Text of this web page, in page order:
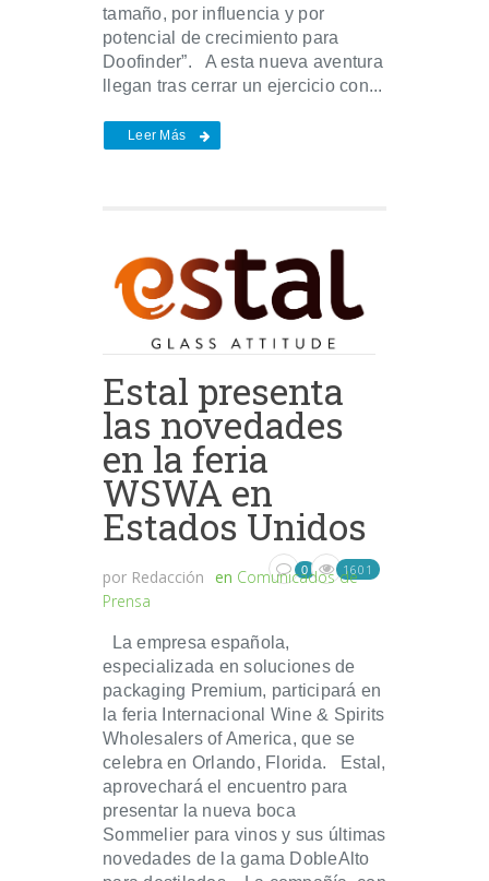
tamaño, por influencia y por
potencial de crecimiento para
Doofinder”. A esta nueva aventura
llegan tras cerrar un ejercicio con...
Leer Más
Estal presenta
las novedades
en la feria
WSWA en
Estados Unidos
por Redacción en Comunicados de
Prensa
0 1601
La empresa española,
especializada en soluciones de
packaging Premium, participará en
la feria Internacional Wine & Spirits
Wholesalers of America, que se
celebra en Orlando, Florida. Estal,
aprovechará el encuentro para
presentar la nueva boca
Sommelier para vinos y sus últimas
novedades de la gama DobleAlto